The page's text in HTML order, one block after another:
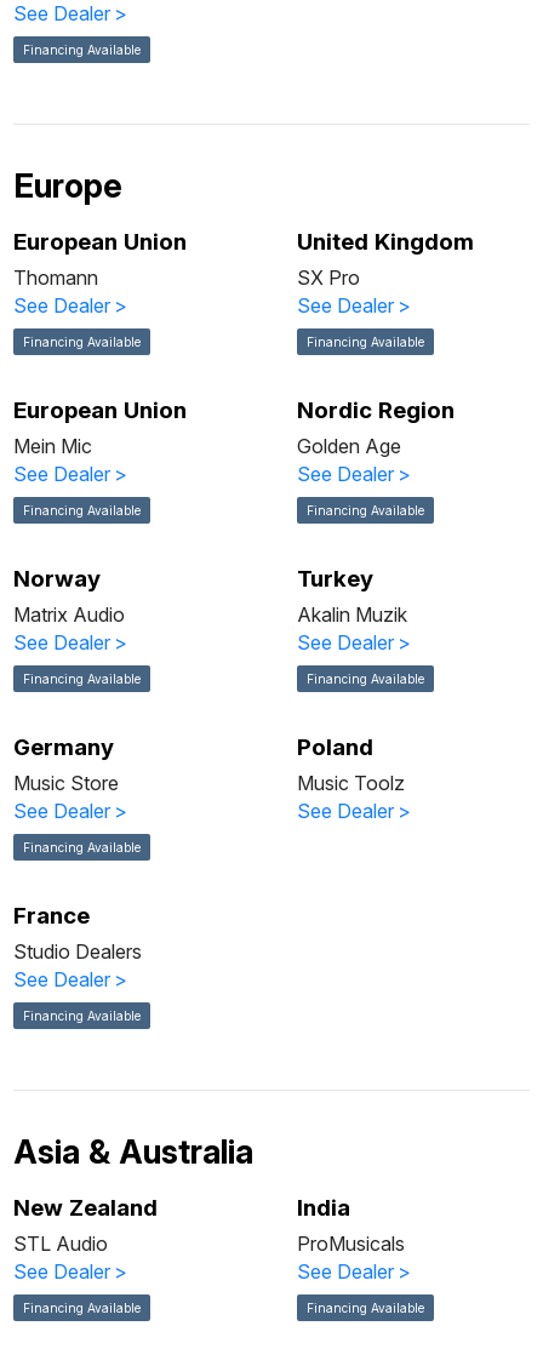
See Dealer >
Financing Available
Europe
European Union
Thomann
See Dealer >
Financing Available
United Kingdom
SX Pro
See Dealer >
Financing Available
European Union
Mein Mic
See Dealer >
Financing Available
Nordic Region
Golden Age
See Dealer >
Financing Available
Norway
Matrix Audio
See Dealer >
Financing Available
Turkey
Akalin Muzik
See Dealer >
Financing Available
Germany
Music Store
See Dealer >
Financing Available
Poland
Music Toolz
See Dealer >
France
Studio Dealers
See Dealer >
Financing Available
Asia & Australia
New Zealand
STL Audio
See Dealer >
Financing Available
India
ProMusicals
See Dealer >
Financing Available